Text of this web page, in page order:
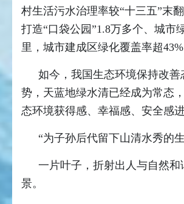
村生活污水治理率较“十三五”末
打造“口袋公园”1.8万多个、城市
里，城市建成区绿化覆盖率超43%
如今，我国生态环境保持改善
势，天蓝地绿水清已经成为常态
态环境获得感、幸福感、安全感
“为子孙后代留下山清水秀的
一片叶子，折射出人与自然和
景。